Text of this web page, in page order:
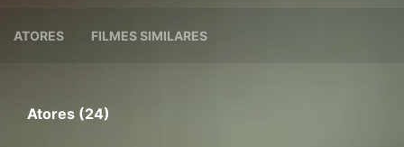
ATORES FILMES SIMILARES
Atores (24)